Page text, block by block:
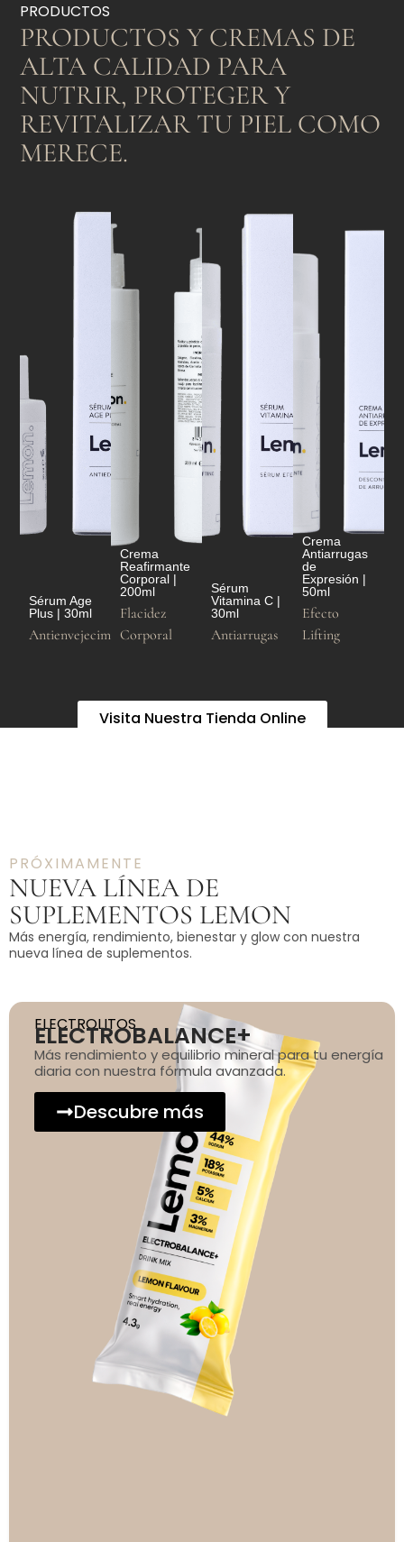
PRODUCTOS
PRODUCTOS Y CREMAS DE
ALTA CALIDAD PARA
NUTRIR, PROTEGER Y
REVITALIZAR TU PIEL COMO
MERECE.
Sérum Age
Plus | 30ml
Antienvejecimiento
Crema
Reafirmante
Corporal |
200ml
Flacidez
Corporal
Sérum
Vitamina C |
30ml
Antiarrugas
Crema
Antiarrugas
de
Expresión |
50ml
Efecto
Lifting
Visita Nuestra Tienda Online
PRÓXIMAMENTE
NUEVA LÍNEA DE
SUPLEMENTOS LEMON
Más energía, rendimiento, bienestar y glow con nuestra
nueva línea de suplementos.
ELECTROLITOS
ELECTROBALANCE+
Más rendimiento y equilibrio mineral para tu energía
diaria con nuestra fórmula avanzada.
Descubre más